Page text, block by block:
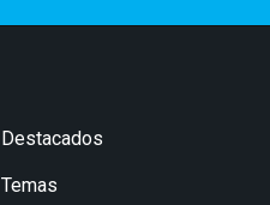
Destacados
Temas